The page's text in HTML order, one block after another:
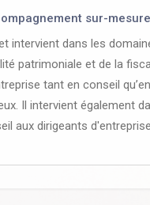
sur-mesure
intervient dans les
patrimoniale et de la
tant en conseil qu’en
Il intervient également
aux dirigeants